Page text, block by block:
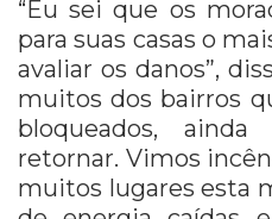
“Eu sei que os
para suas casas o
avaliar os danos”,
muitos dos bairros
bloqueados,
retornar. Vimos
muitos lugares esta